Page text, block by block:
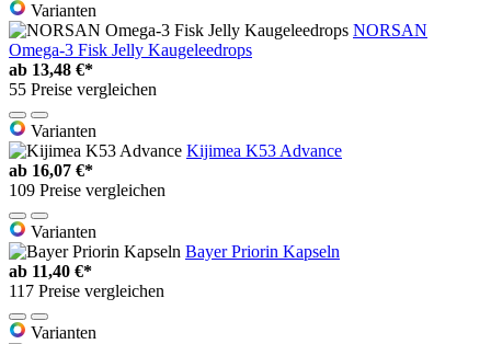
Varianten
NORSAN
Omega-3 Fisk Jelly Kaugeleedrops
ab 13,48 €*
55 Preise vergleichen
Varianten
Kijimea K53 Advance
ab 16,07 €*
109 Preise vergleichen
Varianten
Bayer Priorin Kapseln
ab 11,40 €*
117 Preise vergleichen
Varianten